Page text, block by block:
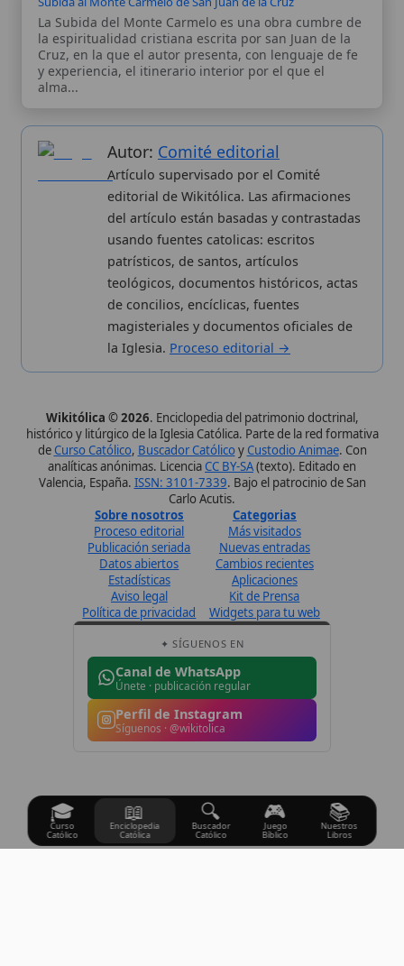
editorial de Wikitólica. Las afirmaciones
del artículo están basadas y contrastadas
usando fuentes catolicas: escritos
patrísticos, de santos, artículos
magisteriales y documentos oficiales de
la Iglesia. Proceso editorial →
Wikitólica © 2026 . Enciclopedia del patrimonio doctrinal,
histórico y litúrgico de la Iglesia Católica. Parte de la red formativa
Curso Católico,Buscador CatólicoyCustodio Animae. Con
analíticas anónimas. Licencia CC BY-SA (texto). Editado en
Valencia, España.ISSN: 3101-7339. Bajo el patrocinio de San
Carlo Acutis.
Sobre nosotros
Proceso editorial
Publicación seriada
Datos abiertos
Estadísticas
Aviso legal
Categorias
Más visitados
Nuevas entradas
Cambios recientes
Aplicaciones
Kit de Prensa
✦ SÍGUENOS EN
Canal de WhatsApp
Únete · publicación regular
Perfil de Instagram
Síguenos · @wikitolica